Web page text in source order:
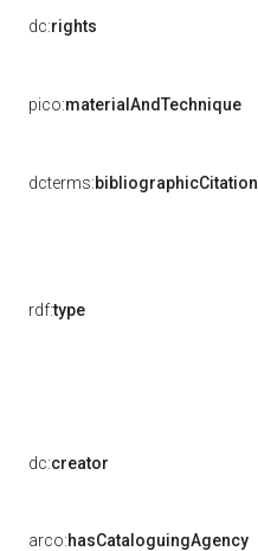
dc:rights
pico:materialAndTechnique
dcterms:bibliographicCitation
rdf:type
dc:creator
arco:hasCataloguingAgency